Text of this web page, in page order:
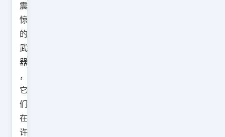
震
惊
的
武
器
，
它
们
在
许